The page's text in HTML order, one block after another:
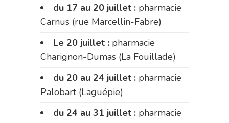
du 17 au 20 juillet : pharmacie
Carnus (rue Marcellin-Fabre)
Le 20 juillet : pharmacie
Charignon-Dumas (La Fouillade)
du 20 au 24 juillet : pharmacie
Palobart (Laguépie)
du 24 au 31 juillet : pharmacie